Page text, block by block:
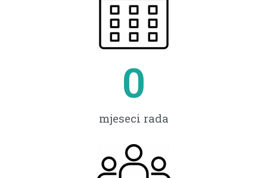
mjeseci rada
0